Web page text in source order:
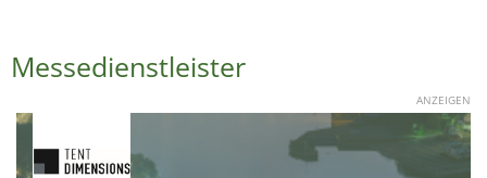
Messedienstleister
ANZEIGEN